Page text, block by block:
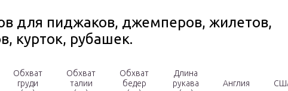
для пиджаков, джемперов, жилетов,
курток, рубашек.
Обхват
груди
Обхват
талии
Обхват
бедер
Длина
рукава
Англия